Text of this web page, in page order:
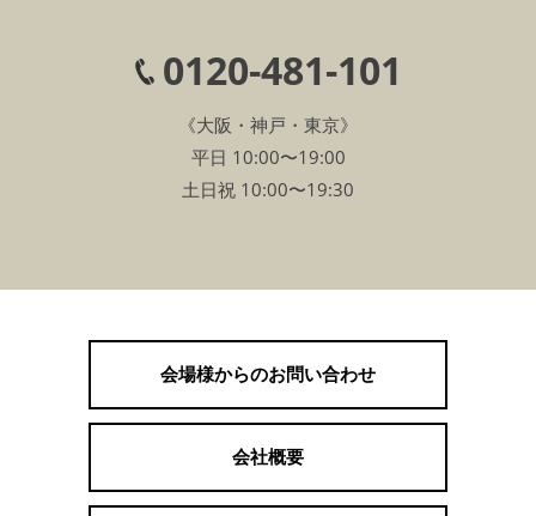
0120-481-101
《大阪・神戸・東京》
平日 10:00〜19:00
土日祝 10:00〜19:30
会場様からのお問い合わせ
会社概要